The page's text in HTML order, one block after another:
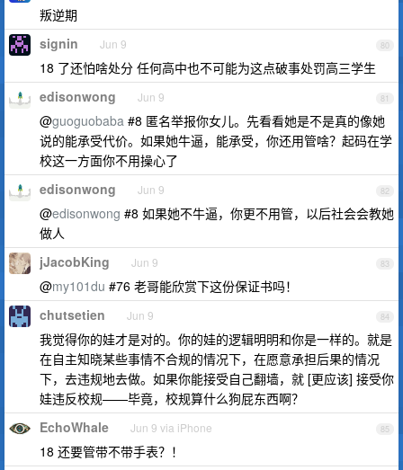
叛逆期
80
signin Jun 9
18 了还怕啥处分 任何高中也不可能为这点破事处罚高三学生
81
edisonwong Jun 9
@guoguobaba #8 匿名举报你女儿。先看看她是不是真的像她
说的能承受代价。如果她牛逼，能承受，你还用管啥？起码在学
校这一方面你不用操心了
82
edisonwong Jun 9
@edisonwong #8 如果她不牛逼，你更不用管，以后社会会教她
做人
83
jJacobKing Jun 9
@my101du #76 老哥能欣赏下这份保证书吗！
84
chutsetien Jun 9
我觉得你的娃才是对的。你的娃的逻辑明明和你是一样的。就是
在自主知晓某些事情不合规的情况下，在愿意承担后果的情况
下，去违规地去做。如果你能接受自己翻墙，就 [更应该] 接受你
娃违反校规——毕竟，校规算什么狗屁东西啊？
85
EchoWhale Jun 9 via iPhone
18 还要管带不带手表？！